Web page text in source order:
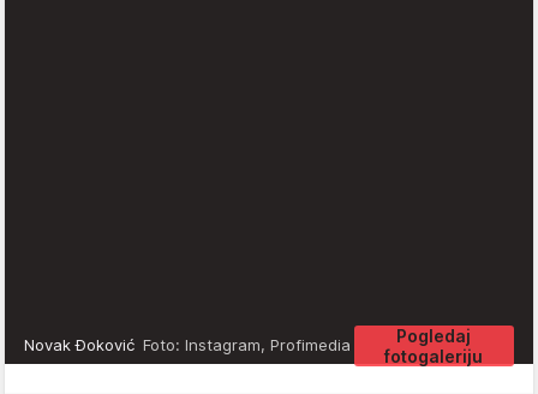
Pogledaj
fotogaleriju
Novak Đoković Foto: Instagram, Profimedia